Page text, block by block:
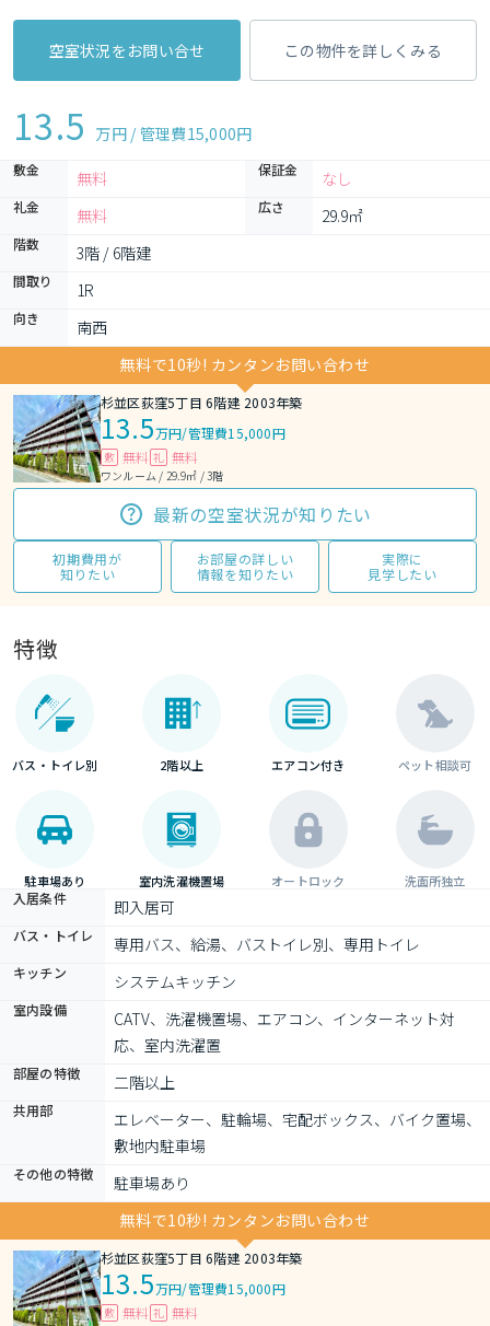
空室状況をお問い合せ この物件を詳しくみる
13.5 万円 / 管理費15,000円
敷金 無料 保証金 なし
礼金 無料 広さ 29.9㎡
階数 3階 / 6階建
間取り 1R
向き
南西
無料で10秒! カンタンお問い合わせ
杉並区荻窪5丁目 6階建 2003年築
13.5万円/管理費15,000円
敷 無料 礼 無料
ワンルーム / 29.9㎡ / 3階
最新の空室状況が知りたい
初期費用が
知りたい
お部屋の詳しい
情報を知りたい
実際に
見学したい
特徴
バス・トイレ別 2階以上 エアコン付き ペット相談可
駐車場あり 室内洗濯機置場 オートロック 洗面所独立
入居条件 即入居可
バス・トイレ 専用バス、給湯、バストイレ別、専用トイレ
キッチン システムキッチン
室内設備
CATV、洗濯機置場、エアコン、インターネット対
応、室内洗濯置
部屋の特徴 二階以上
共用部
エレベーター、駐輪場、宅配ボックス、バイク置場、
敷地内駐車場
その他の特徴
駐車場あり
無料で10秒! カンタンお問い合わせ
杉並区荻窪5丁目 6階建 2003年築
13.5万円/管理費15,000円
敷 無料 礼 無料